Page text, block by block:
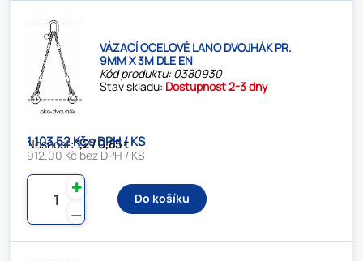
VÁZACÍ OCELOVÉ LANO DVOJHÁK PR.
9MM X 3M DLE EN
Kód produktu: 0380930
Stav skladu: Dostupnost 2-3 dny
Nosnost:1,2 / 0,85 t
1 103.52 Kč s DPH / KS
912.00 Kč bez DPH / KS
⚊
✚
Do košíku